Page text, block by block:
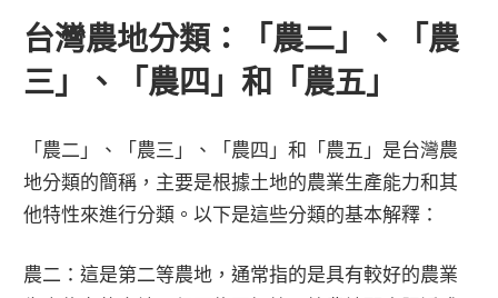
台灣農地分類：「農二」、「農
三」、「農四」和「農五」
「農二」、「農三」、「農四」和「農五」是台灣農
地分類的簡稱，主要是根據土地的農業生產能力和其
他特性來進行分類。以下是這些分類的基本解釋：
農二：這是第二等農地，通常指的是具有較好的農業